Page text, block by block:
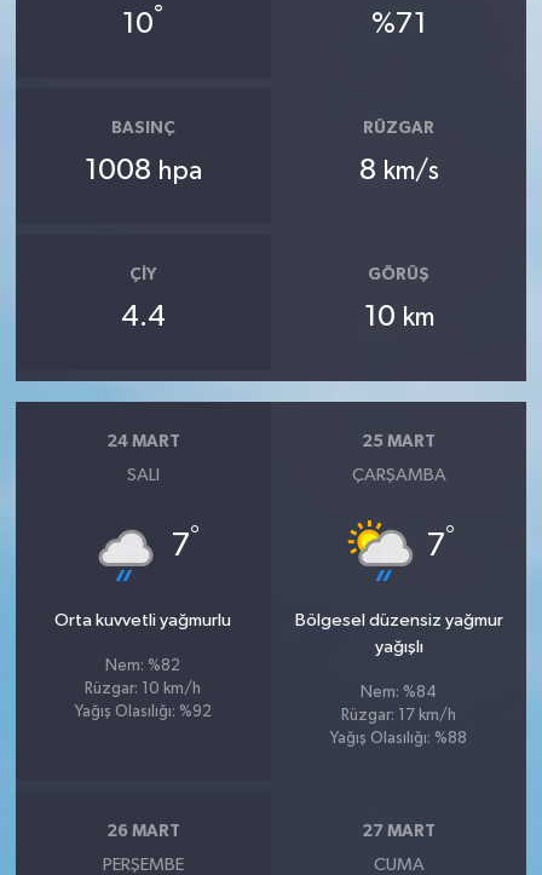
10° %71
BASINÇ
1008 hpa
RÜZGAR
8 km/s
ÇIY
4.4
GÖRÜŞ
10 km
24 MART
SALI
7°
Orta kuvvetli yağmurlu
Nem: %82
Rüzgar: 10 km/h
Yağış Olasılığı: %92
25 MART
ÇARŞAMBA
7°
Bölgesel düzensiz yağmur
yağışlı
Nem: %84
Rüzgar: 17 km/h
Yağış Olasılığı: %88
26 MART
PERŞEMBE
27 MART
CUMA